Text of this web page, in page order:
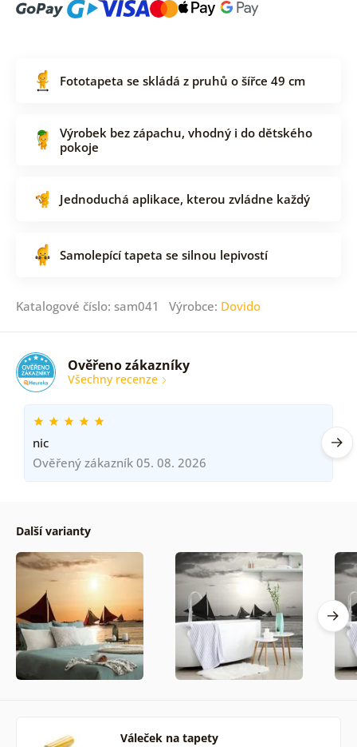
Fototapeta se skládá z pruhů o šířce 49 cm
Výrobek bez zápachu, vhodný i do dětského
pokoje
Jednoduchá aplikace, kterou zvládne každý
Samolepící tapeta se silnou lepivostí
Katalogové číslo: sam041 Výrobce: Dovido
Ověřeno zákazníky
Všechny recenze
nic
Ověřený zákazník 05. 08. 2026
Další varianty
Váleček na tapety